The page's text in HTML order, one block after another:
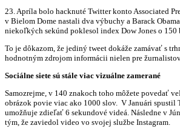
23. Apríla bolo hacknuté Twitter konto Associated
v Bielom Dome nastali dva výbuchy a Barack
niekoľkých sekúnd poklesol index Dow Jones o 150
To je dôkazom, že jediný tweet dokáže zamávať s
hodnotným zdrojom informácii nielen pre
Sociálne siete sú stále viac vizuálne zamerané
Samozrejme, v 140 znakoch toho môžete povedať
obrázok povie viac ako 1000 slov. V Januári spustil
umožňuje zdieľať 6 sekundové videá. Následne v
tým, že zaviedol video vo svojej službe Instagram.